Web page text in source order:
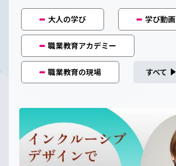
大人の学び 学び動画
職業教育アカデミー
職業教育の現場 すべて